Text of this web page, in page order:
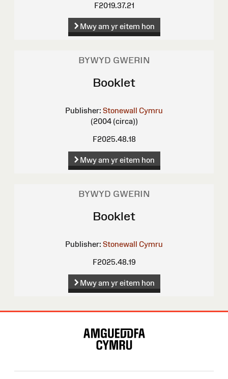
F2019.37.21
Mwy am yr eitem hon
BYWYD GWERIN
Booklet
Publisher: Stonewall Cymru
(2004 (circa))
F2025.48.18
Mwy am yr eitem hon
BYWYD GWERIN
Booklet
Publisher: Stonewall Cymru
F2025.48.19
Mwy am yr eitem hon